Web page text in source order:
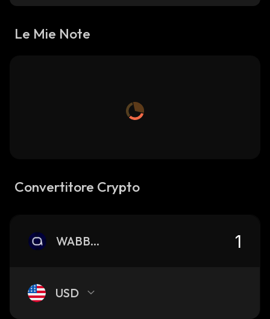
Le Mie Note
Convertitore Crypto
WABBVX
USD